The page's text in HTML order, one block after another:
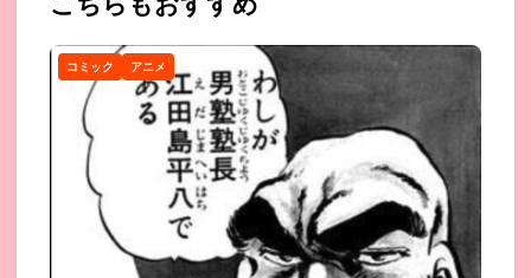
コミック アニメ